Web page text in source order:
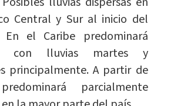
Central y Sur al inicio del
En el Caribe predominará
con lluvias martes y
principalmente. A partir de
parcialmente